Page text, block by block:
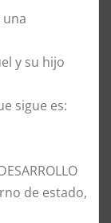
y su hijo
sigue es:
de estado,